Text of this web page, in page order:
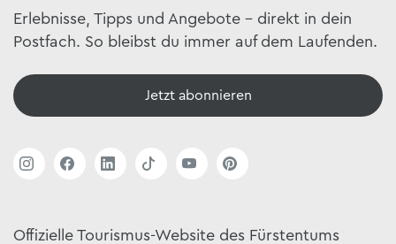
Erlebnisse, Tipps und Angebote – direkt in dein
Postfach. So bleibst du immer auf dem Laufenden.
Jetzt abonnieren
Offizielle Tourismus-Website des Fürstentums